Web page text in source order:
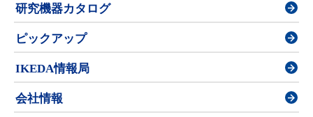
研究機器カタログ
ピックアップ
IKEDA情報局
会社情報